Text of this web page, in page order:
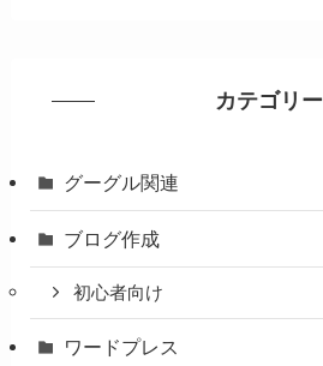
カテゴリー
グーグル関連
ブログ作成
初心者向け
ワードプレス